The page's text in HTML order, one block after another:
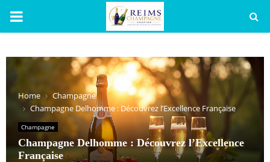
PRIMARY
Home
Champagne
Champagne Delhomme : Découvrez l’Excellence Française
Champagne
Champagne Delhomme : Découvrez l’Excellence
Française